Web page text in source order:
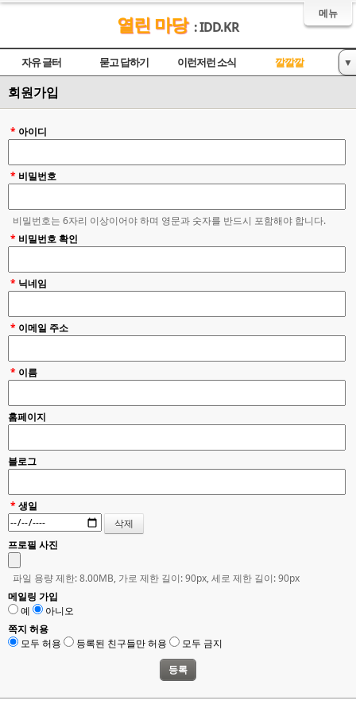
메뉴
열린 마당 : IDD.KR
자유 글터 묻고 답하기 이런저런 소식 깔깔깔 ▼
회원가입
아이디
*
비밀번호
*
비밀번호는 6자리 이상이어야 하며 영문과 숫자를 반드시 포함해야 합니다.
비밀번호 확인
*
* 닉네임
* 이메일 주소
* 이름
홈페이지
블로그
* 생일
프로필 사진
파일 용량 제한: 8.00MB, 가로 제한 길이: 90px, 세로 제한 길이: 90px
메일링 가입
예
아니오
쪽지 허용
모두 허용
등록된 친구들만 허용 모두 금지